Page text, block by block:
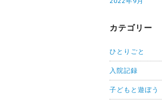
カテゴリー
ひとりごと
入院記録
子どもと遊ぼう